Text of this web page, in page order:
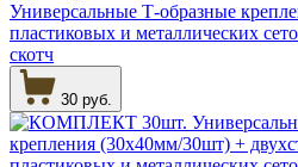
Универсальные Т-образные
пластиковых и металлических
скотч
30 руб.